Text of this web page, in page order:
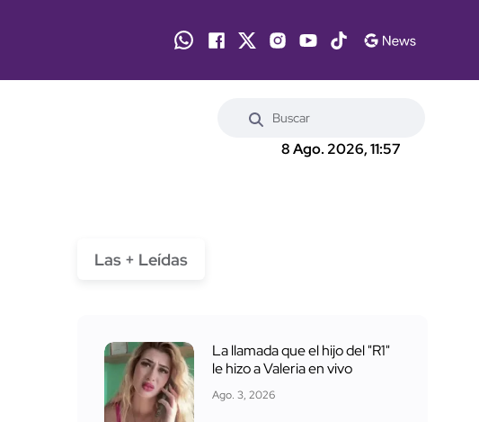
8 Ago. 2026, 11:57
Las + Leídas
La llamada que el hijo del "R1"
le hizo a Valeria en vivo
Ago. 3, 2026